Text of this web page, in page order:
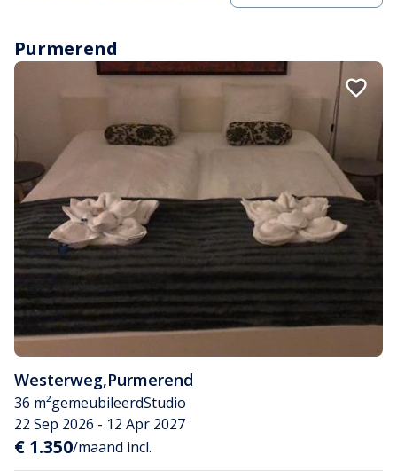
Purmerend
Westerweg,Purmerend
36 m²gemeubileerdStudio
22 Sep 2026 - 12 Apr 2027
€ 1.350/maand incl.